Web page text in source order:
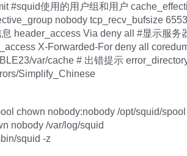
#squid使用的用户组和用户
nobody tcp_recv_bufsize
header_access Via deny all #显示服务
X-Forwarded-For deny all
var/cache # 出错提示
Simplify_Chinese
chown nobody:nobody /opt/squid/
nobody /var/log/squid
squid -z